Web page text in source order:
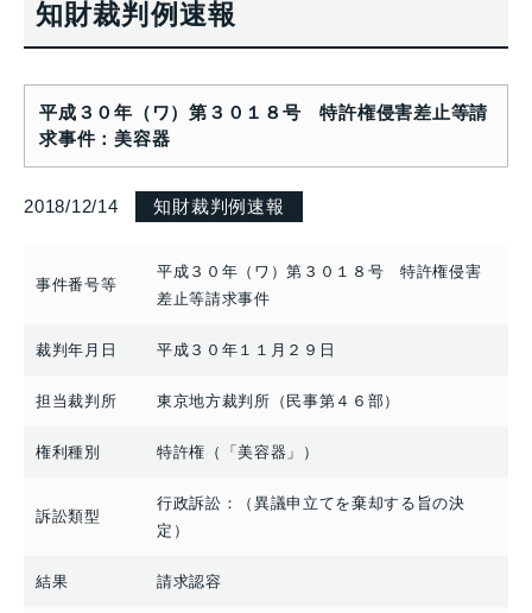
知財裁判例速報
平成３０年（ワ）第３０１８号 特許権侵害差止等請
求事件：美容器
2018/12/14 知財裁判例速報
事件番号等
平成３０年（ワ）第３０１８号 特許権侵害
差止等請求事件
裁判年月日 平成３０年１１月２９日
担当裁判所 東京地方裁判所（民事第４６部）
権利種別 特許権（「美容器」）
訴訟類型
行政訴訟：（異議申立てを棄却する旨の決
定）
結果 請求認容